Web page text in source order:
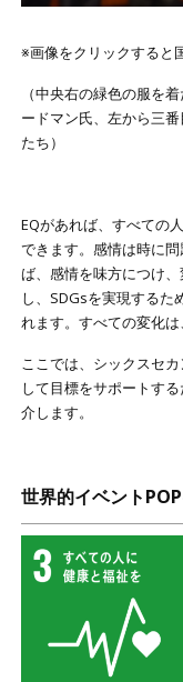
※画像をクリックすると
（中央右の緑色の服を
ードマン氏、左から三
たち）
EQがあれば、すべての
できます。感情は時に
ば、感情を味方につけ
し、SDGsを実現するた
れます。すべての変化は
ここでは、シックスセ
して目標をサポートす
介します。
世界的イベント